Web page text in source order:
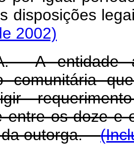
disposições
2002)
A entidade
comunitária
entre os doze e
da outorga.